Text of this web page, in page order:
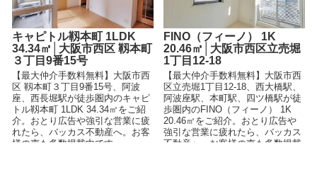
キャピトル靱本町 1LDK
34.34㎡│大阪市西区 靱本町
３丁目9番15号
【最大仲介手数料無料】大阪市西
区 靱本町３丁目9番15号、阿波
座、西長堀駅が徒歩圏内のキャピ
トル靱本町 1LDK 34.34㎡をご紹
介。おとり広告や強引な営業に疲
れたら、バッカス不動産へ。お客
様の声も多数掲載中です。
FINO（フィーノ） 1K
20.46㎡│大阪市西区立売堀
1丁目12-18
【最大仲介手数料無料】大阪市西
区立売堀1丁目12-18、西大橋駅、
阿波座駅、本町駅、四ツ橋駅が徒
歩圏内のFINO（フィーノ） 1K
20.46㎡をご紹介。おとり広告や
強引な営業に疲れたら、バッカス
不動産へ。お客様の声も多数掲載